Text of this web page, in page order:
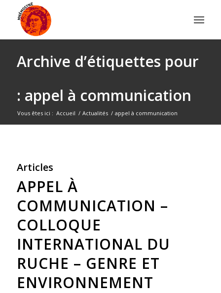
Archive d’étiquettes pour
: appel à communication
Vous êtes ici : Accueil / Actualités / appel à communication
Articles
APPEL À
COMMUNICATION –
COLLOQUE
INTERNATIONAL DU
RUCHE – GENRE ET
ENVIRONNEMENT